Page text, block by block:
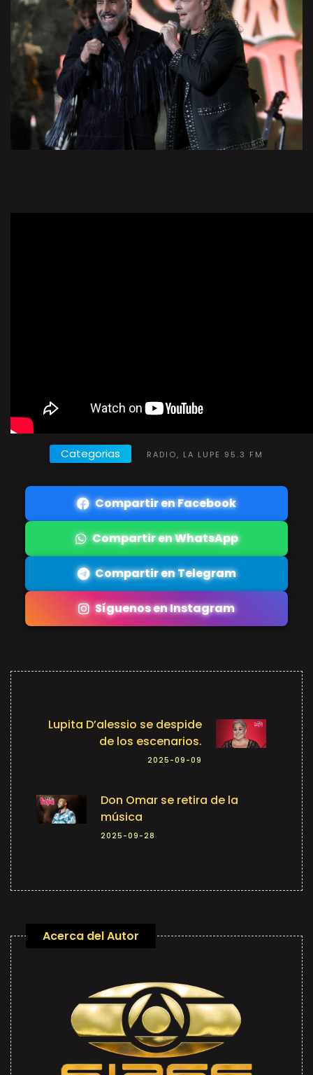
Categorias RADIO, LA LUPE 95.3 FM
Compartir en Facebook
Compartir en WhatsApp
Compartir en Telegram
Síguenos en Instagram
Lupita D’alessio se despide
de los escenarios.
2025-09-09
Don Omar se retira de la
música
2025-09-28
Acerca del Autor